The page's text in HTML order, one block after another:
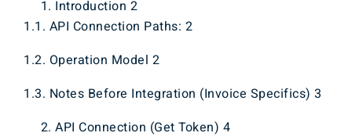
Introduction 2
1.1. API Connection Paths: 2
1.2. Operation Model 2
1.3. Notes Before Integration (Invoice Specifics) 3
API Connection (Get Token) 4